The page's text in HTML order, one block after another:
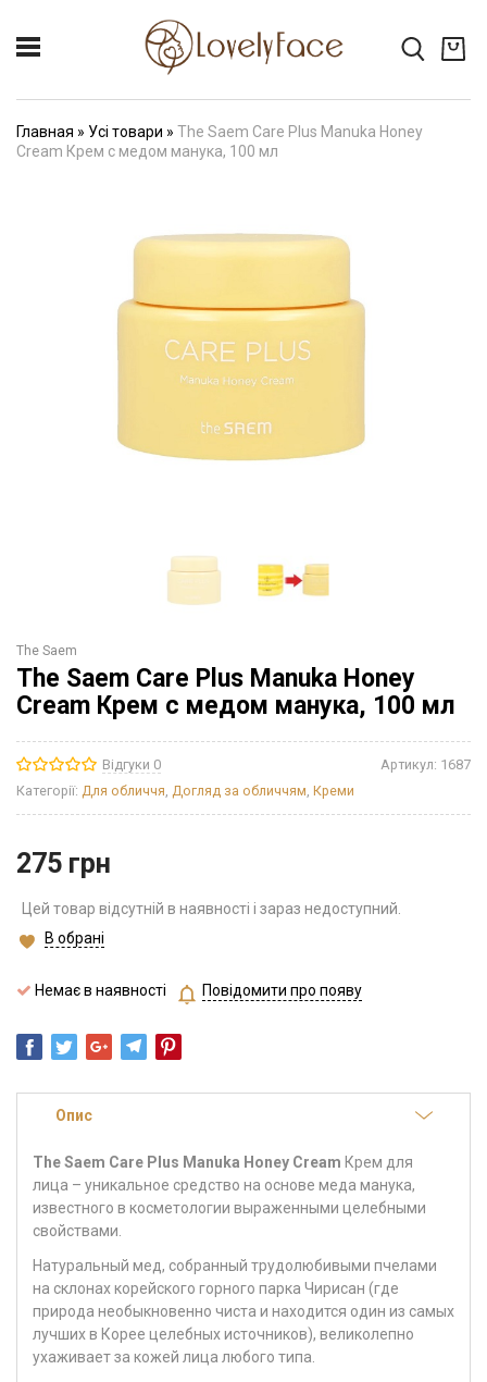
Главная » Усі товари » The Saem Care Plus Manuka Honey
Cream Крем с медом манука, 100 мл
The Saem
The Saem Care Plus Manuka Honey
Cream Крем с медом манука, 100 мл
Відгуки 0 Артикул: 1687
Категорії: Для обличчя, Догляд за обличчям, Креми
275 грн
Цей товар відсутній в наявності і зараз недоступний.
В обрані
Немає в наявності Повідомити про появу
Опис
The Saem Care Plus Manuka Honey Cream Крем для
лица – уникальное средство на основе меда манука,
известного в косметологии выраженными целебными
свойствами.
Натуральный мед, собранный трудолюбивыми пчелами
на склонах корейского горного парка Чирисан (где
природа необыкновенно чиста и находится один из самых
лучших в Корее целебных источников), великолепно
ухаживает за кожей лица любого типа.